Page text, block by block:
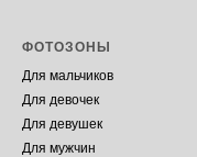
ФОТОЗОНЫ
Для мальчиков
Для девочек
Для девушек
Для мужчин